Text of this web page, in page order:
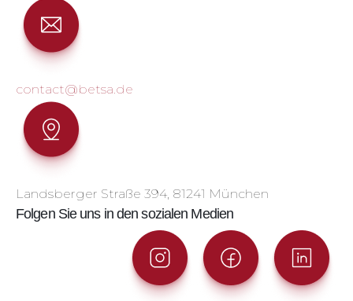
contact@betsa.de
Landsberger Straße 394, 81241 München
Folgen Sie uns in den sozialen Medien